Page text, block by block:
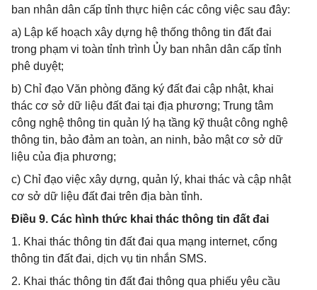
ban nhân dân cấp tỉnh thực hiện các công việc sau đây:
a) Lập kế hoạch xây dựng hệ thống thông tin đất đai
trong phạm vi toàn tỉnh trình Ủy ban nhân dân cấp tỉnh
phê duyệt;
b) Chỉ đạo Văn phòng đăng ký đất đai cập nhật, khai
thác cơ sở dữ liệu đất đai tại địa phương; Trung tâm
công nghệ thông tin quản lý hạ tầng kỹ thuật công nghệ
thông tin, bảo đảm an toàn, an ninh, bảo mật cơ sở dữ
liệu của địa phương;
c) Chỉ đạo việc xây dựng, quản lý, khai thác và cập nhật
cơ sở dữ liệu đất đai trên địa bàn tỉnh.
Điều 9. Các hình thức khai thác thông tin đất đai
1. Khai thác thông tin đất đai qua mạng internet, cổng
thông tin đất đai, dịch vụ tin nhắn SMS.
2. Khai thác thông tin đất đai thông qua phiếu yêu cầu